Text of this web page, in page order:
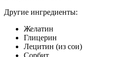
Другие ингредиенты:
Желатин
Глицерин
Лецитин (из сои)
Сорбит